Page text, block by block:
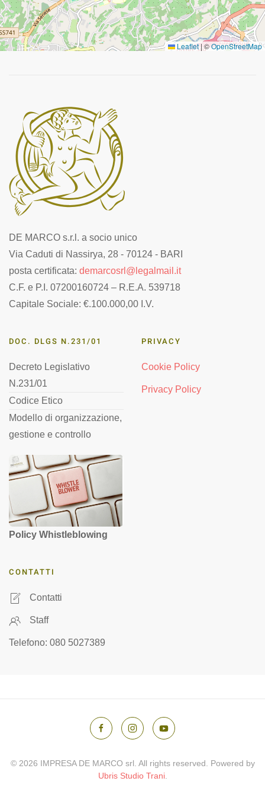
Leaflet |©OpenStreetMap
DE MARCO s.r.l. a socio unico
Via Caduti di Nassirya, 28 - 70124 - BARI
posta certificata: demarcosrl@legalmail.it
C.F. e P.I. 07200160724 – R.E.A. 539718
Capitale Sociale: €.100.000,00 I.V.
DOC. DLGS N.231/01
Decreto Legislativo
N.231/01
Codice Etico
Modello di organizzazione,
gestione e controllo
Policy Whistleblowing
PRIVACY
Cookie Policy
Privacy Policy
CONTATTI
Contatti
Staff
Telefono: 080 5027389
© 2026 IMPRESA DE MARCO srl. All rights reserved. Powered by
Ubris Studio Trani.